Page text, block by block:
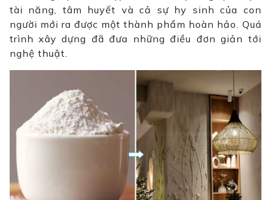
tài năng, tâm huyết và cả sự hy sinh của con
người mới ra được một thành phẩm hoàn hảo. Quá
trình xây dựng đã đưa những điều đơn giản tới
nghệ thuật.